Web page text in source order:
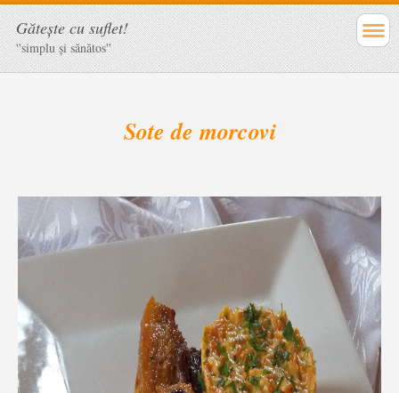
Găteşte cu suflet!
''simplu şi sănătos''
Sote de morcovi